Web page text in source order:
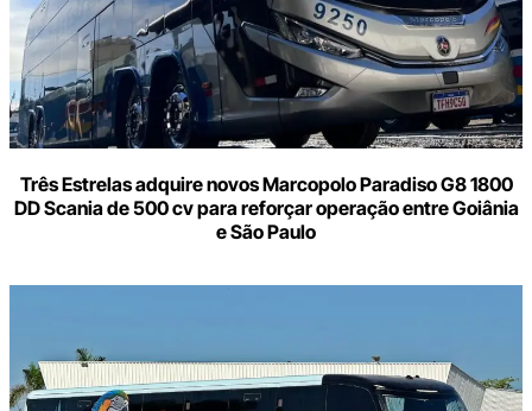
Três Estrelas adquire novos Marcopolo Paradiso G8 1800
DD Scania de 500 cv para reforçar operação entre Goiânia
e São Paulo